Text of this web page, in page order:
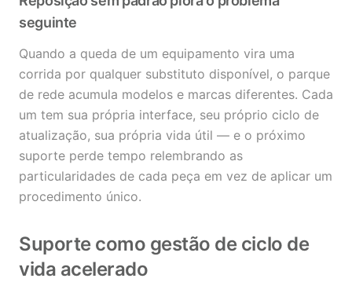
seguinte
Quando a queda de um equipamento vira uma
corrida por qualquer substituto disponível, o parque
de rede acumula modelos e marcas diferentes. Cada
um tem sua própria interface, seu próprio ciclo de
atualização, sua própria vida útil — e o próximo
suporte perde tempo relembrando as
particularidades de cada peça em vez de aplicar um
procedimento único.
Suporte como gestão de ciclo de
vida acelerado